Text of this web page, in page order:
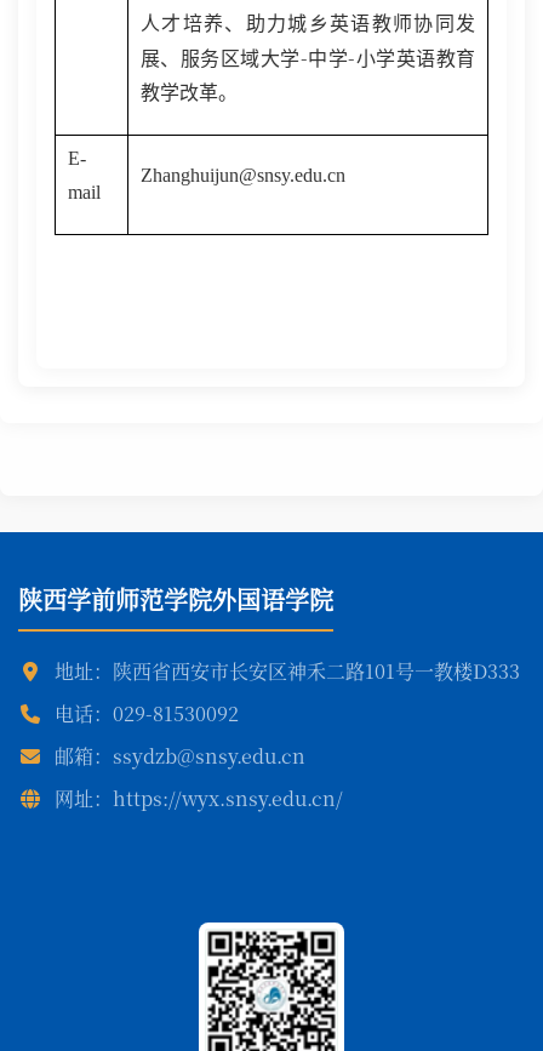
人才培养、助力城乡英语教师协同发
展、服务区域大学-中学-小学英语教育
教学改革。
E-
mail
Zhanghuijun@snsy.edu.cn
陕西学前师范学院外国语学院
地址：陕西省西安市长安区神禾二路101号一教楼D333
电话：029-81530092
邮箱：ssydzb@snsy.edu.cn
网址：https://wyx.snsy.edu.cn/